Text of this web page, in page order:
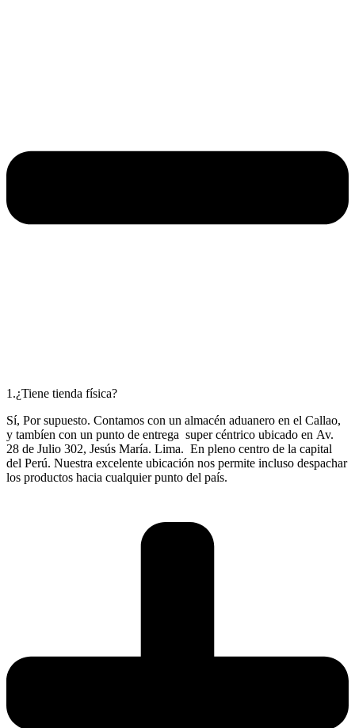
1.¿Tiene tienda física?
Sí, Por supuesto. Contamos con un almacén aduanero en el Callao,
y tambíen con un punto de entrega super céntrico ubicado en Av.
28 de Julio 302, Jesús María. Lima. En pleno centro de la capital
del Perú. Nuestra excelente ubicación nos permite incluso despachar
los productos hacia cualquier punto del país.